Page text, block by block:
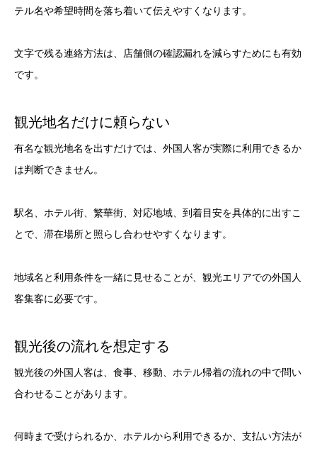
テル名や希望時間を落ち着いて伝えやすくなります。
文字で残る連絡方法は、店舗側の確認漏れを減らすためにも有効
です。
観光地名だけに頼らない
有名な観光地名を出すだけでは、外国人客が実際に利用できるか
は判断できません。
駅名、ホテル街、繁華街、対応地域、到着目安を具体的に出すこ
とで、滞在場所と照らし合わせやすくなります。
地域名と利用条件を一緒に見せることが、観光エリアでの外国人
客集客に必要です。
観光後の流れを想定する
観光後の外国人客は、食事、移動、ホテル帰着の流れの中で問い
合わせることがあります。
何時まで受けられるか、ホテルから利用できるか、支払い方法が